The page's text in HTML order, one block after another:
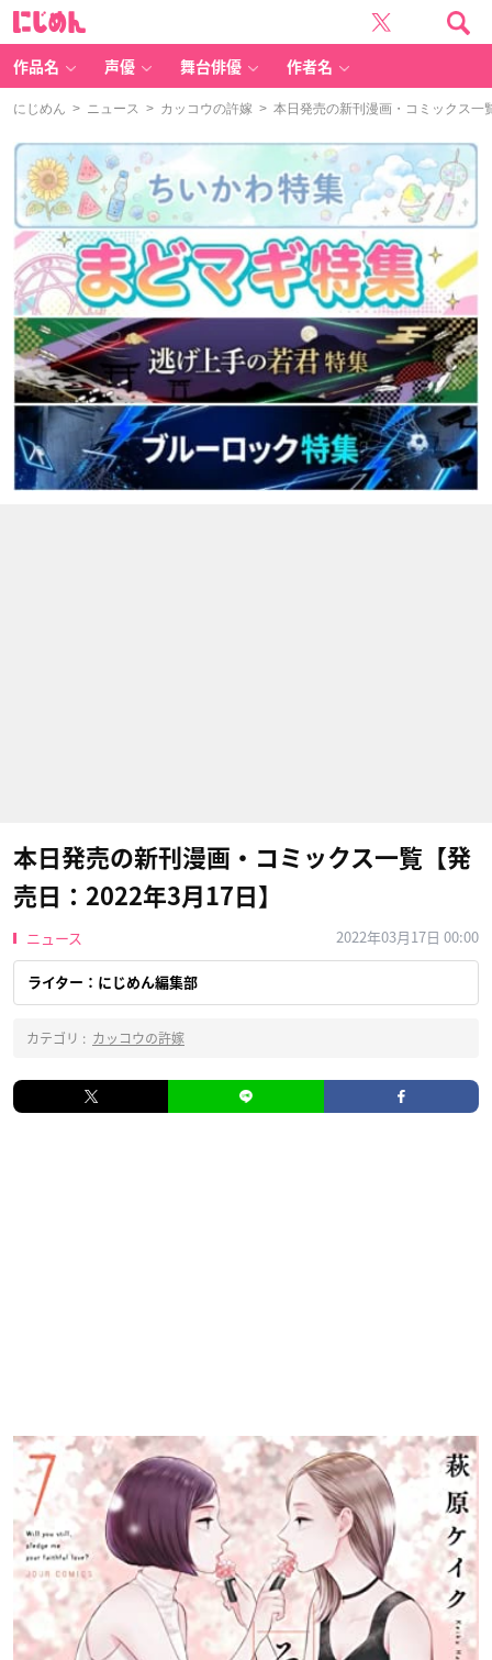
作品名 声優 舞台俳優 作者名
にじめん > ニュース > カッコウの許嫁 > 本日発売の新刊漫画・コミックス一
本日発売の新刊漫画・コミックス一覧【発
売日：2022年3月17日】
ニュース 2022年03月17日 00:00
ライター：にじめん編集部
カテゴリ : カッコウの許嫁